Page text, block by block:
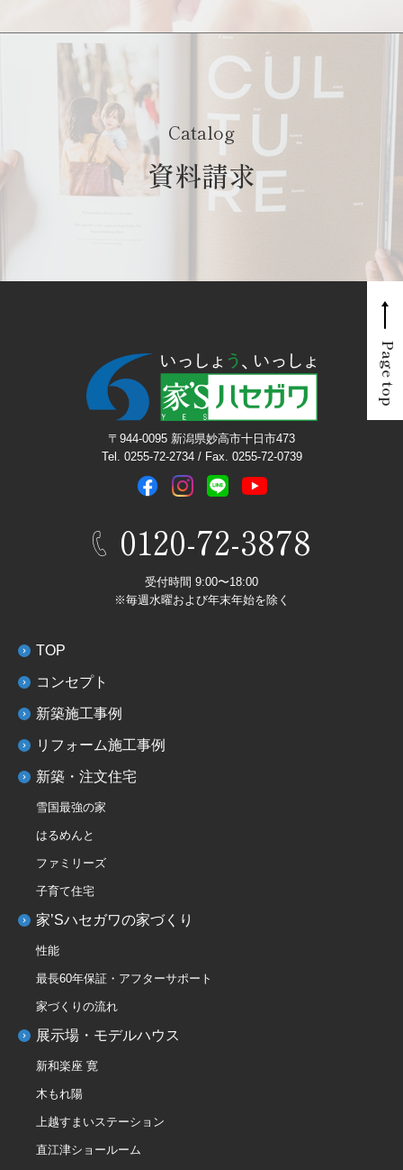
Catalog
資料請求
Page top
〒944-0095 新潟県妙高市十日市473
Tel. 0255-72-2734 / Fax. 0255-72-0739
0120-72-3878
受付時間 9:00〜18:00
※毎週水曜および年末年始を除く
TOP
コンセプト
新築施工事例
リフォーム施工事例
新築・注文住宅
雪国最強の家
はるめんと
ファミリーズ
子育て住宅
家’Sハセガワの家づくり
性能
最長60年保証・アフターサポート
家づくりの流れ
展示場・モデルハウス
新和楽座 寛
木もれ陽
上越すまいステーション
直江津ショールーム